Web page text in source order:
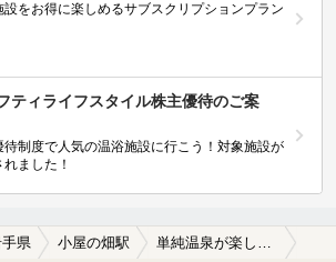
設をお得に楽しめるサブスクリプションプラン
フティライフスタイル株主優待のご案
待制度で人気の温浴施設に行こう！対象施設が
ました！
県 小屋の畑駅